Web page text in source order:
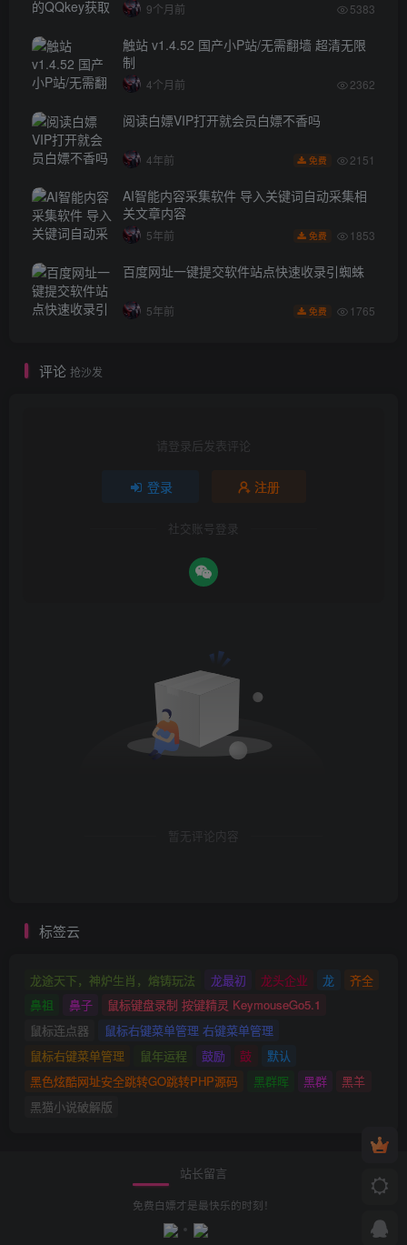
9个月前 5383
触站 v1.4.52 国产小P站/无需翻墙 超清无限
制
4个月前 2362
阅读白嫖VIP打开就会员白嫖不香吗
4年前 免费 2151
AI智能内容采集软件 导入关键词自动采集相
关文章内容
5年前 免费 1853
百度网址一键提交软件站点快速收录引蜘蛛
5年前 免费 1765
评论 抢沙发
请登录后发表评论
登录 注册
社交账号登录
暂无评论内容
标签云
龙途天下，神炉生肖，熔铸玩法 龙最初 龙头企业 龙
齐全
鼻祖
鼻子
鼠标键盘录制 按键精灵 KeymouseGo5.1
鼠标连点器
鼠标右键菜单管理 右键菜单管理
鼠标右键菜单管理
鼠年运程 鼓励 鼓
默认
黑色炫酷网址安全跳转GO跳转PHP源码
黑群晖 黑群
黑羊
黑猫小说破解版
站长留言
免费白嫖才是最快乐的时刻！